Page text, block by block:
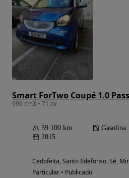
Smart ForTwo Coupé 1.0
999 cm3 • 71 cv
59 100 km Gasolina
2015
Cedofeita, Santo Ildefonso, Sé,
Particular • Publicado